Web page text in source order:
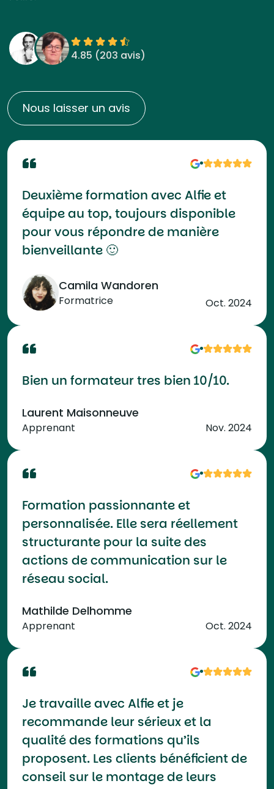
4.85 (203 avis)
Nous laisser un avis
Deuxième formation avec Alfie et
équipe au top, toujours disponible
pour vous répondre de manière
bienveillante 🙂
Camila Wandoren
Formatrice Oct. 2024
Bien un formateur tres bien 10/10.
Laurent Maisonneuve
Apprenant Nov. 2024
Formation passionnante et
personnalisée. Elle sera réellement
structurante pour la suite des
actions de communication sur le
réseau social.
Mathilde Delhomme
Apprenant Oct. 2024
Je travaille avec Alfie et je
recommande leur sérieux et la
qualité des formations qu’ils
proposent. Les clients bénéficient de
conseil sur le montage de leurs